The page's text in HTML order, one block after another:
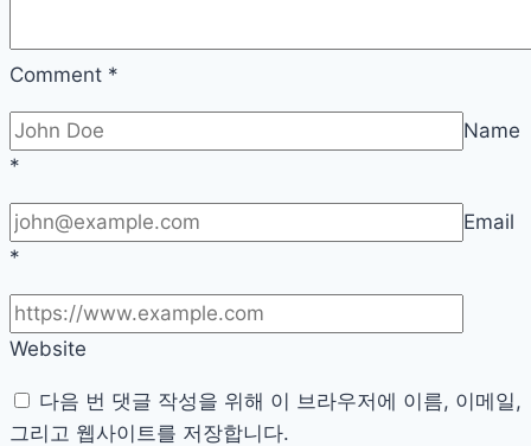
Comment *
Name
*
Email
*
Website
다음 번 댓글 작성을 위해 이 브라우저에 이름, 이메일,
그리고 웹사이트를 저장합니다.